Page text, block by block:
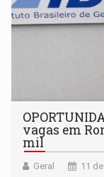
vagas em
mil
Geral 11